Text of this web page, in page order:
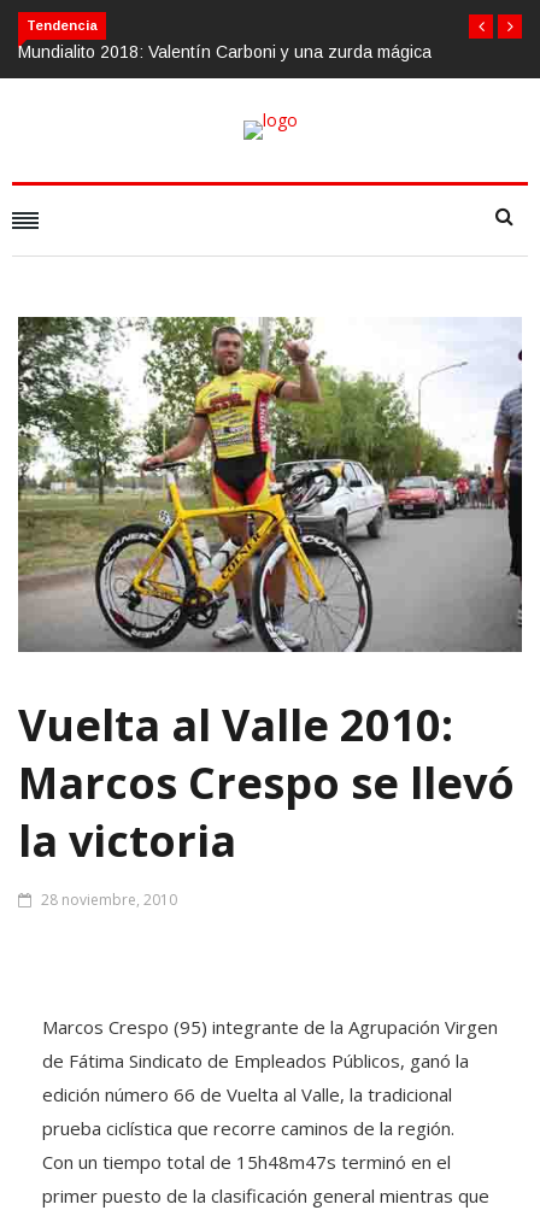
Tendencia
y una zurda mágicaCalvario Race 2018, 10 de noviembre
Vuelta al Valle 2010:
Marcos Crespo se llevó
la victoria
28 noviembre, 2010
Marcos Crespo (95) integrante de la Agrupación Virgen
de Fátima Sindicato de Empleados Públicos, ganó la
edición número 66 de Vuelta al Valle, la tradicional
prueba ciclística que recorre caminos de la región.
Con un tiempo total de 15h48m47s terminó en el
primer puesto de la clasificación general mientras que